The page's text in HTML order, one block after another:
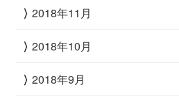
2018年11月
2018年10月
2018年9月